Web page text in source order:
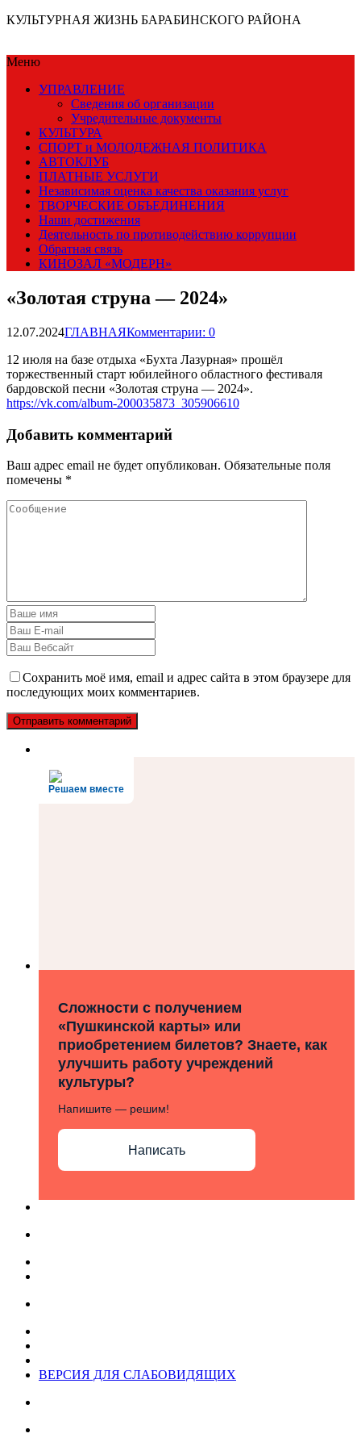
КУЛЬТУРНАЯ ЖИЗНЬ БАРАБИНСКОГО РАЙОНА
Меню
УПРАВЛЕНИЕ
Сведения об организации
Учредительные документы
КУЛЬТУРА
СПОРТ и МОЛОДЕЖНАЯ ПОЛИТИКА
АВТОКЛУБ
ПЛАТНЫЕ УСЛУГИ
Независимая оценка качества оказания услуг
ТВОРЧЕСКИЕ ОБЪЕДИНЕНИЯ
Наши достижения
Деятельность по противодействию коррупции
Обратная связь
КИНОЗАЛ «МОДЕРН»
«Золотая струна — 2024»
12.07.2024ГЛАВНАЯКомментарии: 0
12 июля на базе отдыха «Бухта Лазурная» прошёл
торжественный старт юбилейного областного фестиваля
бардовской песни «Золотая струна — 2024».
https://vk.com/album-200035873_305906610
Добавить комментарий
Ваш адрес email не будет опубликован. Обязательные поля
помечены *
Сохранить моё имя, email и адрес сайта в этом браузере для
последующих моих комментариев.
Решаем вместе
Сложности с получением
«Пушкинской карты» или
приобретением билетов? Знаете, как
улучшить работу учреждений
культуры?
Напишите — решим!
Написать
ВЕРСИЯ ДЛЯ СЛАБОВИДЯЩИХ